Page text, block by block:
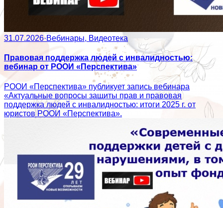
31.07.2026·Вебинары, Видеотека
Правовая поддержка людей с инвалидностью:
вебинар от РООИ «Перспектива»
РООИ «Перспектива» публикует запись вебинара
«Актуальные вопросы защиты прав и правовая
поддержка людей с инвалидностью: итоги 2025 г. от
юристов РООИ «Перспектива».